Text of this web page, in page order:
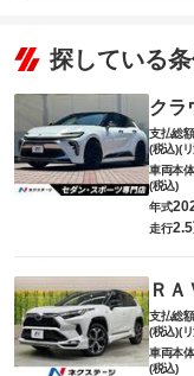
探している
クラ
支払総額
(税込)(
車両本
(税込)
年式
走行
ＲＡ
支払総額
(税込)(
車両本
(税込)